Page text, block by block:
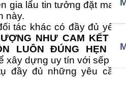
gia lẩu tin tưởng đặt may
này.
tác khác có đầy đủ yếu
NHƯ CAM KẾT +
LUÔN ĐÚNG HẸN +
xây dựng uy tín với sếp ?
đầy đủ những yêu cầu